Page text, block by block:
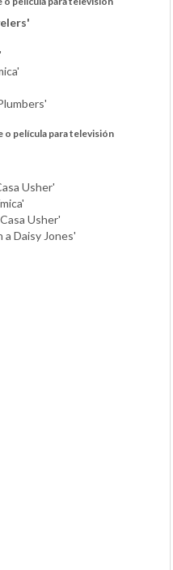
o película para televisión
Usher'
Usher'
Daisy Jones'